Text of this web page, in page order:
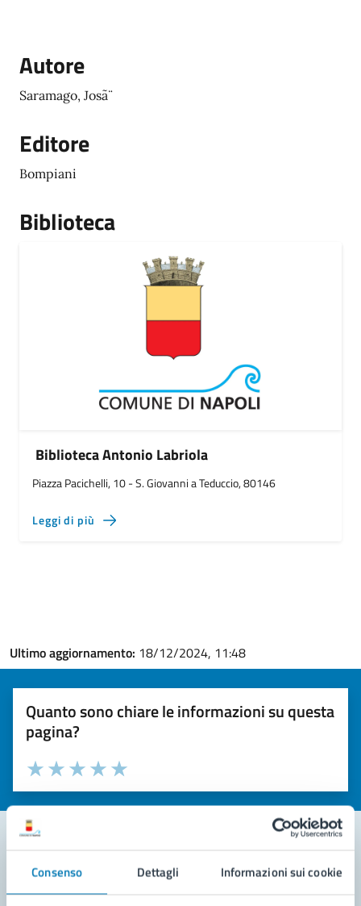
Consenso Dettagli Informazioni sui cookie
Autore
Saramago, Josã¨
Editore
Bompiani
Biblioteca
Biblioteca Antonio Labriola
Piazza Pacichelli, 10 - S. Giovanni a Teduccio, 80146
Leggi di più
Ultimo aggiornamento: 18/12/2024, 11:48
Quanto sono chiare le informazioni su questa
pagina?
Valuta la chiarezza delle informazioni (da 1 a 5 stelle)
Seleziona il numero di stelle per valutare la chiarezza delle
Valuta 5 stelle su 5
Valuta 4 stelle su 5
Valuta 3 stelle su 5
Valuta 2 stelle su 5
Valuta 1 stelle su 5
Contatta il comune